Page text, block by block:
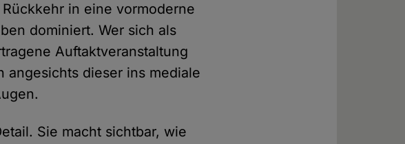
in eine vormoderne
dominiert. Wer sich als
Auftaktveranstaltung
angesichts dieser ins mediale
Sie macht sichtbar, wie